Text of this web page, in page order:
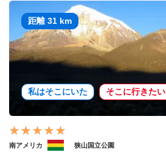
距離 31 km
私はそこにいた そこに行きたい
南アメリカ 狭山国立公園